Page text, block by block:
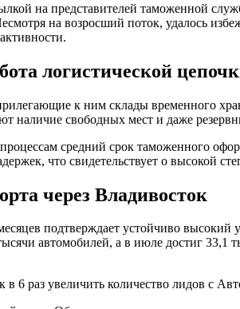
на представителей таможенной
на возросший поток, удалось
логистической
к ним склады временного
наличие свободных мест и даже
средний срок таможенного
что свидетельствует о высокой
через Владивосток
подтверждает устойчиво
автомобилей, а в июле достиг 33,1
6 раз увеличить количество лидов с